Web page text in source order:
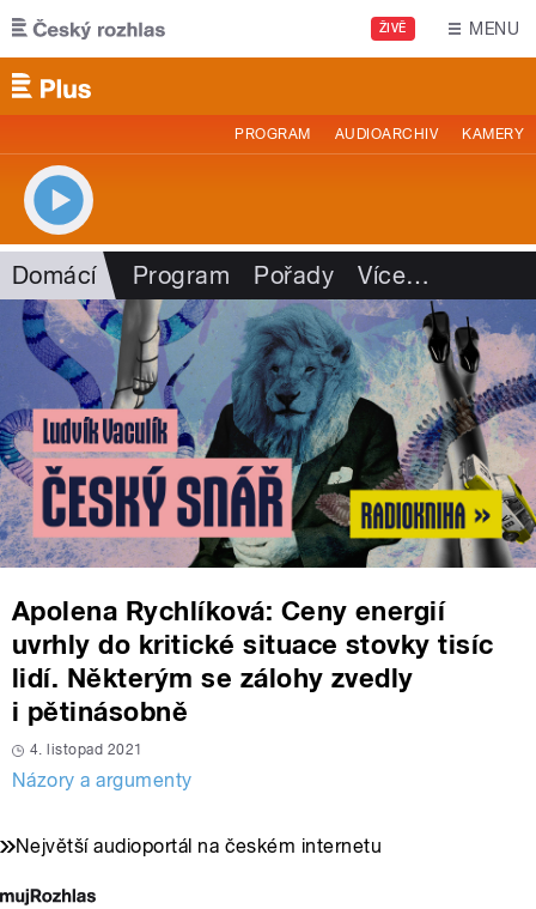
Přejít k hlavnímu obsahu
ŽIVĚ MENU
PROGRAM AUDIOARCHIV KAMERY
Domácí Program Pořady Více…
Apolena Rychlíková: Ceny energií
uvrhly do kritické situace stovky tisíc
lidí. Některým se zálohy zvedly
i pětinásobně
4. listopad 2021
Názory a argumenty
Největší audioportál na českém internetu